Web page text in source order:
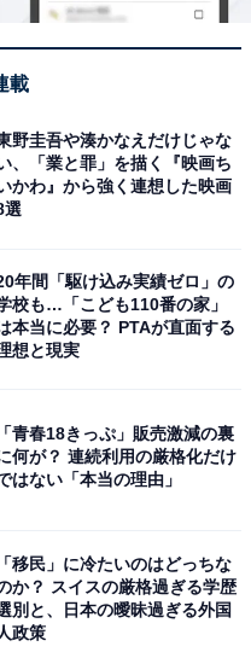
ディオを楽しみたい人
ーを探している人に
す。
Speaker」
載
野圭吾や湊かなえだけじゃな
、「業と罪」を描く『映画ち
かわ』から強く連想した映画
選
年間「駆け込み実績ゼロ」の
校も…「こども110番の家」
本当に必要？ PTAが直面する
想と現実
「青春18きっぷ」販売激減の裏
何が？ 連続利用の厳格化だけ
はない「本当の理由」
「移民」に冷たいのはどっちな
か？ スイスの厳格過ぎる学歴
別と、日本の曖昧過ぎる外国
人政策